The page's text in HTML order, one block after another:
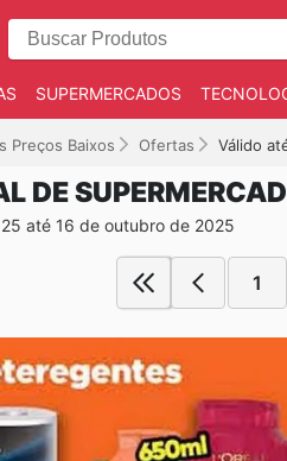
SUPERMERCADOS
Preços Baixos Ofertas Válido
DE
até 16 de outubro de 2025
1